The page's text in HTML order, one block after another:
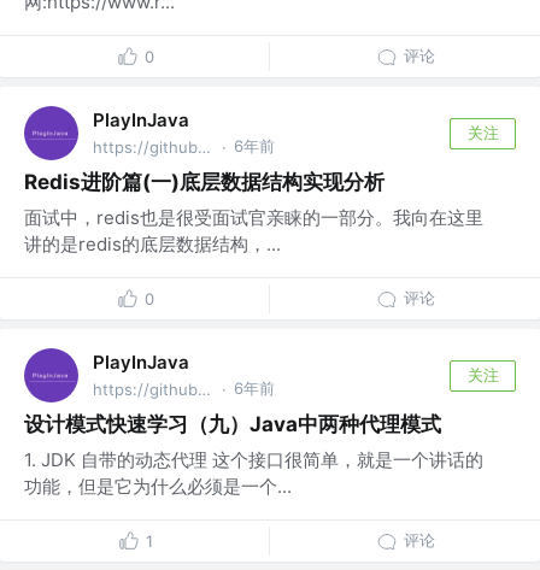
0 评论
PlayInJava
https://github.com/fantj2016/java-reader @alibaba · 6年前
关注
Redis进阶篇(一)底层数据结构实现分析
面试中，redis也是很受面试官亲睐的一部分。我向在这里
讲的是redis的底层数据结构，...
0 评论
PlayInJava
https://github.com/fantj2016/java-reader @alibaba · 6年前
关注
设计模式快速学习（九）Java中两种代理模式
1. JDK 自带的动态代理 这个接口很简单，就是一个讲话的
功能，但是它为什么必须是一个...
1 评论